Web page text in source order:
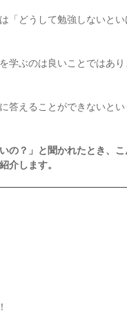
「どうして勉強しないと
学ぶのは良いことではあ
答えることができないと
の？」と聞かれたとき、
介します。